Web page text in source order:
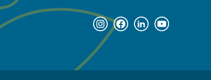
Instagram page